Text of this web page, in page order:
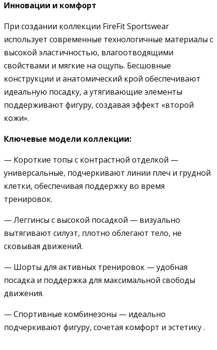
Инновации и комфорт
При создании коллекции FireFit Sportswear
использует современные технологичные материалы с
высокой эластичностью, влагоотводящими
свойствами и мягкие на ощупь. Бесшовные
конструкции и анатомический крой обеспечивают
идеальную посадку, а утягивающие элементы
поддерживают фигуру, создавая эффект «второй
кожи».
Ключевые модели коллекции:
— Короткие топы с контрастной отделкой —
универсальные, подчеркивают линии плеч и грудной
клетки, обеспечивая поддержку во время
тренировок.
— Леггинсы с высокой посадкой — визуально
вытягивают силуэт, плотно облегают тело, не
сковывая движений.
— Шорты для активных тренировок — удобная
посадка и поддержка для максимальной свободы
движения.
— Спортивные комбинезоны — идеально
подчеркивают фигуру, сочетая комфорт и эстетику .